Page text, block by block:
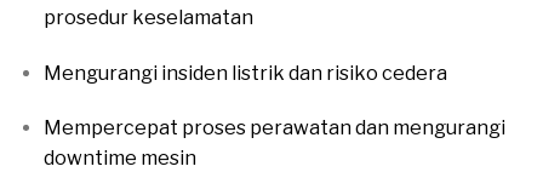
prosedur keselamatan
Mengurangi insiden listrik dan risiko cedera
Mempercepat proses perawatan dan mengurangi
downtime mesin